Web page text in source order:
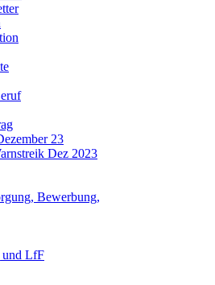
23
Dez 2023
Bewerbung,
und LfF